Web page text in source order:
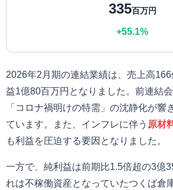
335百万円
+55.1%
2026年2月期の連結業績は、売上高
益1億80百万円となりました。前連結
「コロナ禍明けの特需」の沈静化が響
ています。また、インフレに伴う 原材
も利益を圧迫する要因となりました。
一方で、純利益は前期比1.5倍超の3億
れは不稼働資産となっていたつくば倉